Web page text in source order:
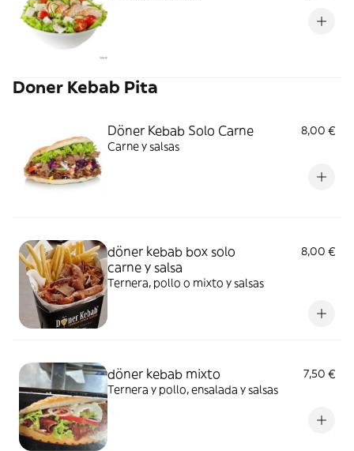
Doner Kebab Pita
Döner Kebab Solo Carne
8,00 €
Carne y salsas
döner kebab box solo
carne y salsa
8,00 €
Ternera, pollo o mixto y salsas
döner kebab mixto
7,50 €
Ternera y pollo, ensalada y salsas